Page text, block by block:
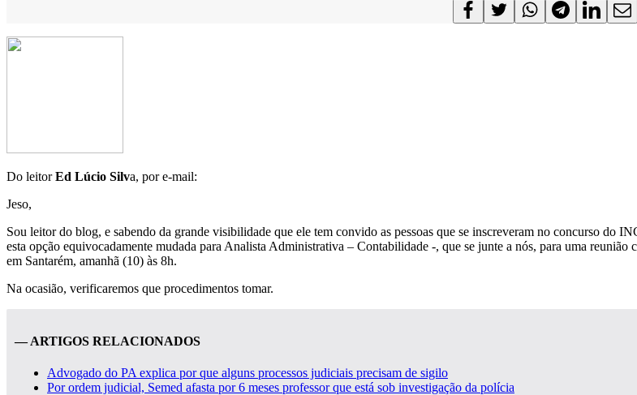
Do leitorEd Lúcio Silva, por e-mail:
Jeso,
Sou leitor do blog, e sabendo da grande visibilidade que ele tem convido as pessoas que se inscreveram no concurso
esta opção equivocadamente mudada para Analista Administrativa – Contabilidade -, que se junte a nós, para uma
em Santarém, amanhã (10) às 8h.
Na ocasião, verificaremos que procedimentos tomar.
— ARTIGOS RELACIONADOS
Advogado do PA explica por que alguns processos judiciais precisam de sigilo
Por ordem judicial, Semed afasta por 6 meses professor que está sob investigação da polícia